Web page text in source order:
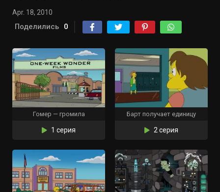
Apr. 18, 2010
Поделились 0
Гомер — громила
1 серия
Барт получает единицу
2 серия